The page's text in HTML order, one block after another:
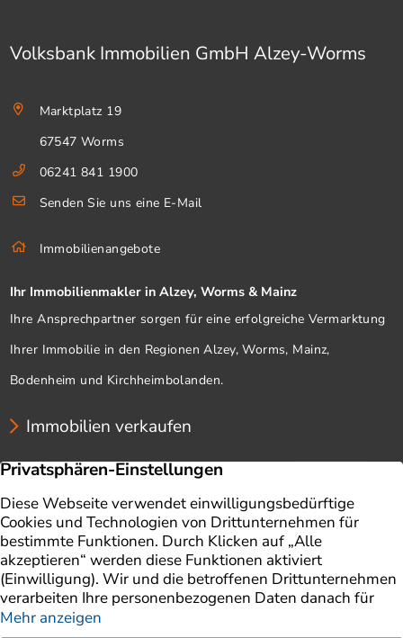
Volksbank Immobilien GmbH Alzey-Worms
Marktplatz 19
67547 Worms
06241 841 1900
Senden Sie uns eine E-Mail
Immobilienangebote
Ihr Immobilienmakler in Alzey, Worms & Mainz
Ihre Ansprechpartner sorgen für eine erfolgreiche Vermarktung
Ihrer Immobilie in den Regionen Alzey, Worms, Mainz,
Bodenheim und Kirchheimbolanden.
Immobilien verkaufen
Unternehmen
Immobilie verkaufen
Ratgeber
Immobilienbewertung
Impressum
Aktuelles
Datenschutz
Finanzierung
AGB
Referenzen